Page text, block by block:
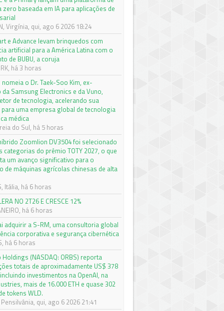
zero baseada em IA para aplicações de
Virgínia, qui, ago 6 2026 18:24
e Advance levam brinquedos com
artificial para a América Latina com o
de BUBU, a coruja
há 3 horas
nomeia o Dr. Taek-Soo Kim, ex-
da Samsung Electronics e da Vuno,
de tecnologia, acelerando sua
uma empresa global de tecnologia
médica
do Sul, há 5 horas
Zoomlion DV3504 foi selecionado
categorias do prêmio TOTY 2027, o que
um avanço significativo para o
de máquinas agrícolas chinesas de alta
Itália, há 6 horas
NO 2T26 E CRESCE 12%
há 6 horas
adquirir a S-RM, uma consultoria global
corporativa e segurança cibernética
há 6 horas
Holdings (NASDAQ: ORBS) reporta
totais de aproximadamente US$ 378
investimentos na OpenAI, na
mais de 16.000 ETH e quase 302
tokens WLD.
Pensilvânia, qui, ago 6 2026 21:41